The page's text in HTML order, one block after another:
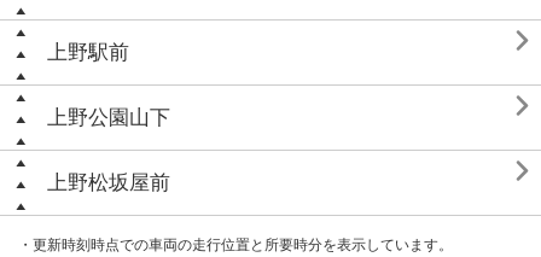
上野駅前 
上野公園山下 
上野松坂屋前 
・更新時刻時点での車両の走行位置と所要時分を表示しています。